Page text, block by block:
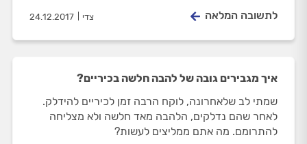
צדי 24.12.2017 לתשובה המלאה
איך מגבירים גובה של להבה חלשה בכיריים?
שמתי לב שלאחרונה, לוקח הרבה זמן לכיריים להידלק.
לאחר שהם נדלקים, הלהבה מאד חלשה ולא מצליחה
להתרומם. מה אתם ממליצים לעשות?